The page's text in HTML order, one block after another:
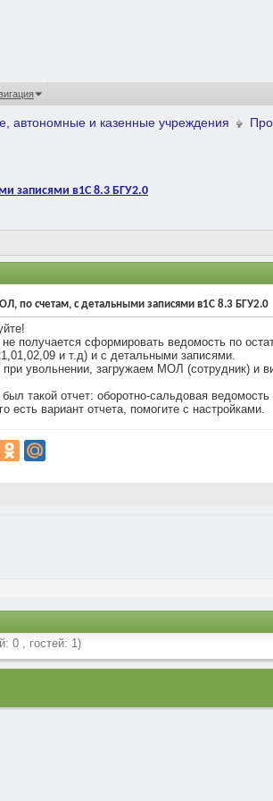
автономные и казенные учреждения
записями в1С 8.3 БГУ2.0
по счетам, с детальными записями в1С 8.3 БГУ2.0
получается сформировать ведомость по
и т.д) и с детальными записями.
увольнении, загружаем МОЛ (сотрудник) и
такой отчет: оборотно-сальдовая ведомость
есть вариант отчета, помогите с настройками.
0 , гостей: 1)